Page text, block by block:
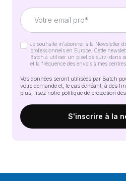
Je souhaite m'abonner à la Newsletter
professionnels en Europe. Cette
Batch à utiliser un pixel de suivi dans
et la fréquence des envois à mes
Vos données seront utilisées par Batch
votre demande et, le cas échéant, à des
plus, lisez notre politique de protection